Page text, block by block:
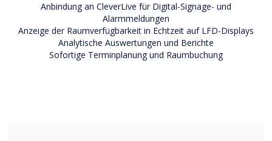
Anbindung an CleverLive für Digital-Signage- und
Alarmmeldungen
Anzeige der Raumverfügbarkeit in Echtzeit auf LFD-Displays
Analytische Auswertungen und Berichte
Sofortige Terminplanung und Raumbuchung